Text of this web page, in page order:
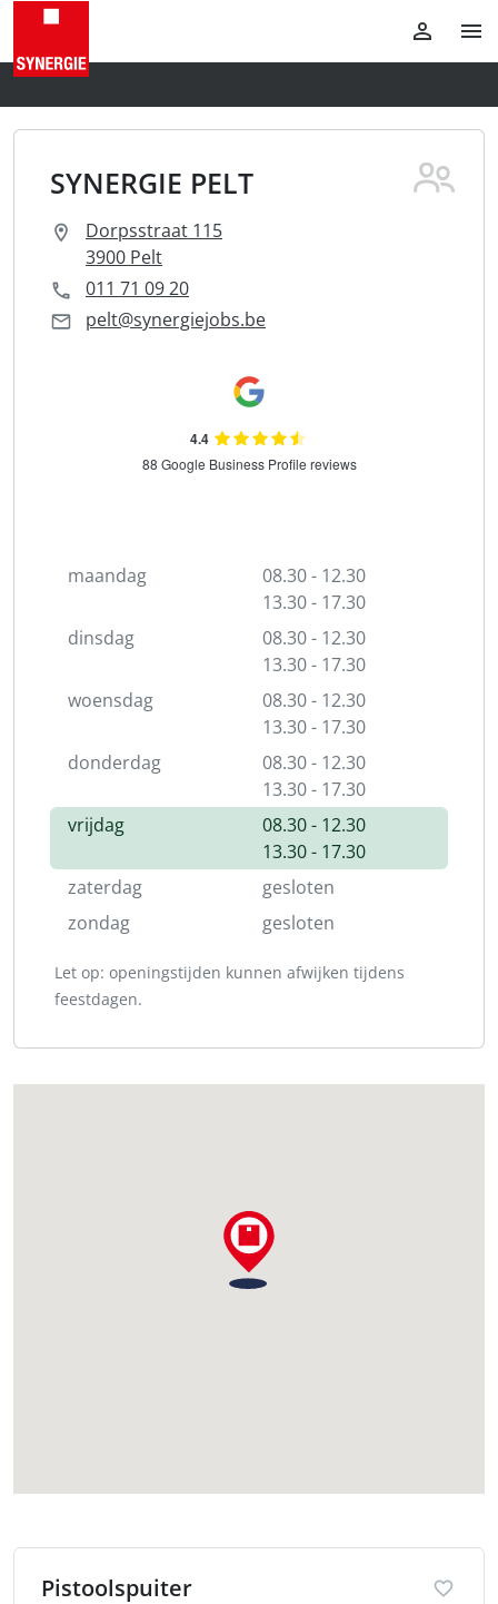
SYNERGIE PELT
Dorpsstraat 115
3900 Pelt
011 71 09 20
pelt@synergiejobs.be
maandag
08.30 - 12.30
13.30 - 17.30
dinsdag
08.30 - 12.30
13.30 - 17.30
woensdag
08.30 - 12.30
13.30 - 17.30
donderdag
08.30 - 12.30
13.30 - 17.30
vrijdag
08.30 - 12.30
13.30 - 17.30
zaterdag
gesloten
zondag
gesloten
Let op: openingstijden kunnen afwijken tijdens
feestdagen.
Pistoolspuiter